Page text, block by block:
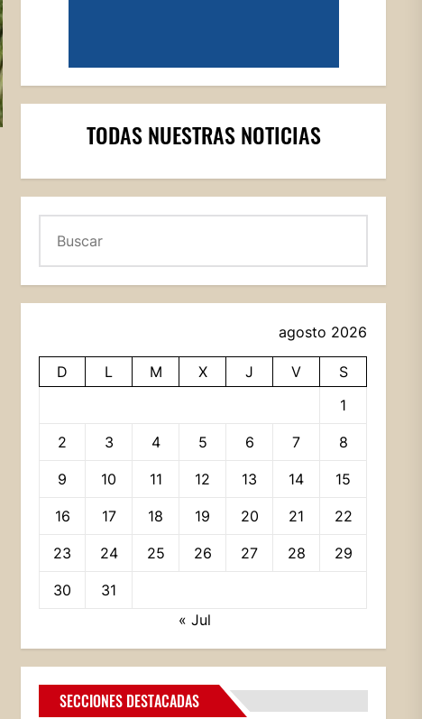
TODAS NUESTRAS NOTICIAS
agosto 2026
D L M X J V
S
1
2 3 4 5 6 7 8
9 10 11 12 13 14 15
16 17 18 19 20 21 22
23 24 25 26 27 28 29
30
31
« Jul
SECCIONES DESTACADAS